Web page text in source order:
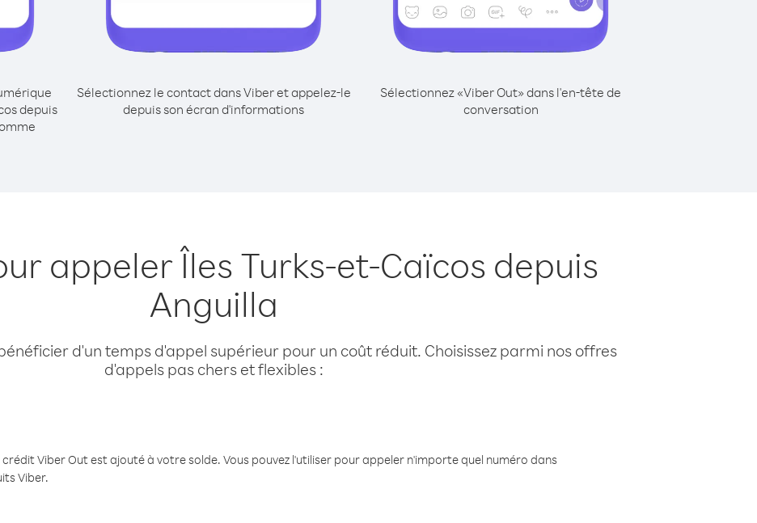
depuis
Sélectionnez le contact dans Viber et appelez-le
depuis son écran d'informations
Sélectionnez «Viber Out» dans l'en-tête de
conversation
appeler Îles Turks-et-Caïcos depuis
Anguilla
d'un temps d'appel supérieur pour un coût réduit. Choisissez parmi nos offres
d'appels pas chers et flexibles :
Viber Out est ajouté à votre solde. Vous pouvez l'utiliser pour appeler n'importe quel numéro dans
Viber.